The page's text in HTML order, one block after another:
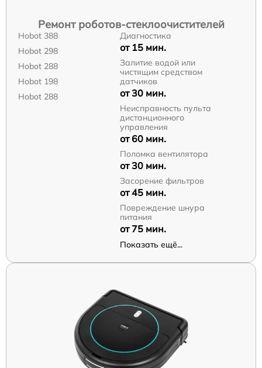
Ремонт роботов-стеклоочистителей
Hobot 388
Hobot 298
Hobot 288
Hobot 198
Hobot 288
Диагностика
от 15 мин.
Залитие водой или
чистящим средством
датчиков
от 30 мин.
Неисправность пульта
дистанционного
управления
от 60 мин.
Поломка вентилятора
от 30 мин.
Засорение фильтров
от 45 мин.
Повреждение шнура
питания
от 75 мин.
Показать ещё...